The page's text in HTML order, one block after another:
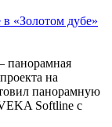
«Золотом дубе»
панорамная
на
панорамную
Softline с